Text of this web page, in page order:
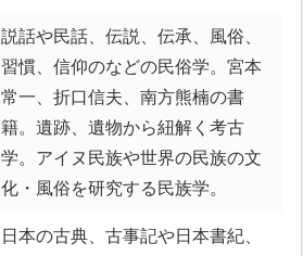
説話や民話、伝説、伝承、風俗、
習慣、信仰のなどの民俗学。宮本
常一、折口信夫、南方熊楠の書
籍。遺跡、遺物から紐解く考古
学。アイヌ民族や世界の民族の文
化・風俗を研究する民族学。
日本の古典、古事記や日本書紀、